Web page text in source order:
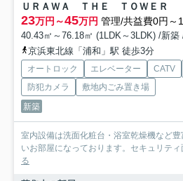
ＵＲＡＷＡ ＴＨＥ ＴＯＷＥＲ
23万円～45万円 管理/共益費0円～
40.43㎡～76.18㎡ (1LDK～3LDK) /新築
京浜東北線「浦和」駅 徒歩3分
オートロック エレベーター CATV
防犯カメラ
敷地内ごみ置き場
新築
室内設備は洗面化粧台・浴室乾燥機など
いお部屋になっております。セキュリテ
る